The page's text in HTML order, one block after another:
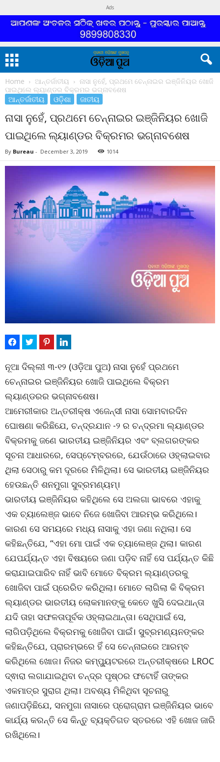
Ads
Home ଆନ୍ତର୍ଜାତୀୟ
ନାସା ନୁହେଁ, ପ୍ରଥମେ ଚେନ୍ନାଇର ଇଞ୍ଜିନିୟର ଖୋଜି
ପାଇଥିଲେ ଲ୍ୟାଣ୍ଡର ବିକ୍ରମର ଭଗ୍ନାବଶେଷ
ଆନ୍ତର୍ଜାତୀୟ ଓଡ଼ିଶା ଜାତୀୟ
ନାସା ନୁହେଁ, ପ୍ରଥମେ ଚେନ୍ନାଇର ଇଞ୍ଜିନିୟର ଖୋଜି
ପାଇଥିଲେ ଲ୍ୟାଣ୍ଡର ବିକ୍ରମର ଭଗ୍ନାବଶେଷ
By Bureau - December 3, 2019 1014
ନୂଆ ଦିଲ୍ଲୀ ୩-୧୨ (ଓଡ଼ିଆ ପୁଅ) ନାସା ନୁହେଁ ପ୍ରଥମେ
ଚେନ୍ନାଇର ଇଞ୍ଜିନିୟର ଖୋଜି ପାଇଥିଲେ ବିକ୍ରମ
ଲ୍ୟାଣ୍ଡରର ଭଗ୍ନାବଶେଷ।
ଆମେରୀକାର ଅନ୍ତରୀକ୍ଷ ଏଜେନ୍ସୀ ନାସା ସୋମବାରଦିନ
ଘୋଷଣା କରିଛିଯେ, ଚନ୍ଦ୍ରଯାନ -୨ ର ଚନ୍ଦ୍ରମା ଲ୍ୟାଣ୍ଡର
ବିକ୍ରମକୁ ଜଣେ ଭାରତୀୟ ଇଞ୍ଜିନିୟର ଏବଂ ବ୍ଲଗରଙ୍କର
ସୂଚନା ଆଧାରରେ, ସେପ୍ଟେମ୍ବରରେ, ଯେଉଁଠାରେ ଓହ୍ଲାଇବାର
ଥିଲା ସେଠାରୁ କମ ଦୂରରେ ମିଳିଥିଲା। ସେ ଭାରତୀୟ ଇଞ୍ଜିନିୟର
ହେଉଛନ୍ତି ଶନମୁଗା ସୁବ୍ରମଣ୍ୟମ୍।
ଭାରତୀୟ ଇଞ୍ଜିନିୟର କହିଥିଲେ ସେ ଅଲଗା ଭାବରେ ଏହାକୁ
ଏକ ଚ୍ୟାଲେଞ୍ଜ ଭାବେ ନିଜେ ଖୋଜିବା ଆରମ୍ଭ କରିଥିଲେ।
କାରଣ ସେ ସମୟରେ ମଧ୍ୟ ନାସାକୁ ଏହା ଜଣା ନଥିଲା। ସେ
କହିଛନ୍ତିଯେ, “ଏହା ମୋ ପାଇଁ ଏକ ଚ୍ୟାଲେଞ୍ଜ ଥିଲା। କାରଣ
ଯେପର୍ଯ୍ୟନ୍ତ ଏହା ବିଷୟରେ ଜଣା ପଡ଼ିବ ନାହିଁ ସେ ପର୍ଯ୍ୟନ୍ତ କିଛି
କରାଯାଇପାରିବ ନାହିଁ ଭାବି ମୋତେ ବିକ୍ରମ ଲ୍ୟାଣ୍ଡରକୁ
ଖୋଜିବା ପାଇଁ ପ୍ରେରିତ କରିଥିଲା। ମୋତେ ଲାଗିଲା କି ବିକ୍ରମ
ଲ୍ୟାଣ୍ଡର ଭାରତୀୟ ଲୋକମାନଙ୍କୁ କେତେ ଖୁସି ଦେଇଥାନ୍ତା
ଯଦି ତାହା ସଫଳତାପୂର୍ବକ ଓହ୍ଲାଇଥାନ୍ତା। ସେଥିପାଇଁ ସେ,
ଲାଗିପଡ଼ିଥିଲେ ବିକ୍ରମକୁ ଖୋଜିବା ପାଇଁ। ସୁବ୍ରମଣ୍ୟନଙ୍କର
କହିଛନ୍ତିଯେ, ପ୍ରାରମ୍ଭରେ ହିଁ ସେ ଚେନ୍ନାଇରେ ଆରମ୍ବ
କରିଥିଲେ ଖୋଜ। ନିଜର କମ୍ପ୍ୟୁଟରରେ ଅନ୍ତରୀକ୍ଷରେ LROC
ଦ୍ଵାରା ଲଗାଯାଇଥିବା ଚନ୍ଦ୍ର ପୃଷ୍ଠର ଫଟୋହିଁ ତାଙ୍କର
ଏକମାତ୍ର ସୁରାଗ ଥିଲା। ଅବଶ୍ୟ ମିଳିଥିବା ସୂଚନାରୁ
ଜଣାପଡ଼ିଛିଯେ, ସନମୁଗା ନାସାରେ ପ୍ରୋଗ୍ରାମ ଇଞ୍ଜିନିୟର ଭାବେ
କାର୍ଯ୍ୟ କରନ୍ତି ସେ କିନ୍ତୁ ବ୍ୟକ୍ତିଗତ ସ୍ତରରେ ଏହି ଖୋଜ ଜାରି
ରଖିଥିଲେ।